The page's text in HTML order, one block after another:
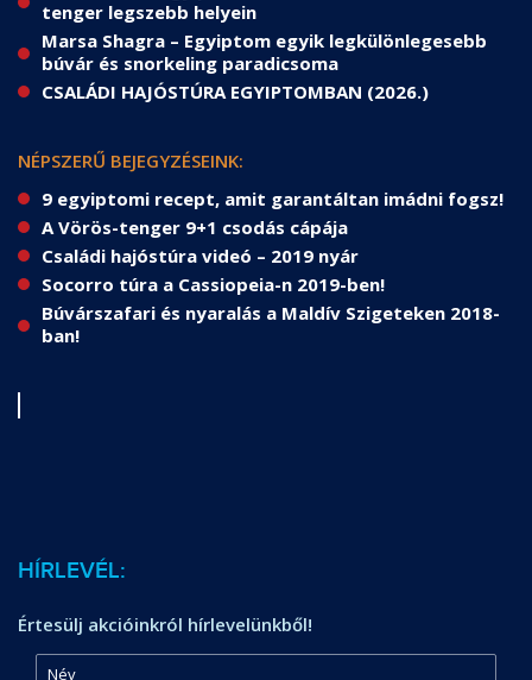
tenger legszebb helyein
Marsa Shagra – Egyiptom egyik legkülönlegesebb
búvár és snorkeling paradicsoma
CSALÁDI HAJÓSTÚRA EGYIPTOMBAN (2026.)
NÉPSZERŰ BEJEGYZÉSEINK:
9 egyiptomi recept, amit garantáltan imádni fogsz!
A Vörös-tenger 9+1 csodás cápája
Családi hajóstúra videó – 2019 nyár
Socorro túra a Cassiopeia-n 2019-ben!
Búvárszafari és nyaralás a Maldív Szigeteken 2018-
ban!
HÍRLEVÉL:
Értesülj akcióinkról hírlevelünkből!